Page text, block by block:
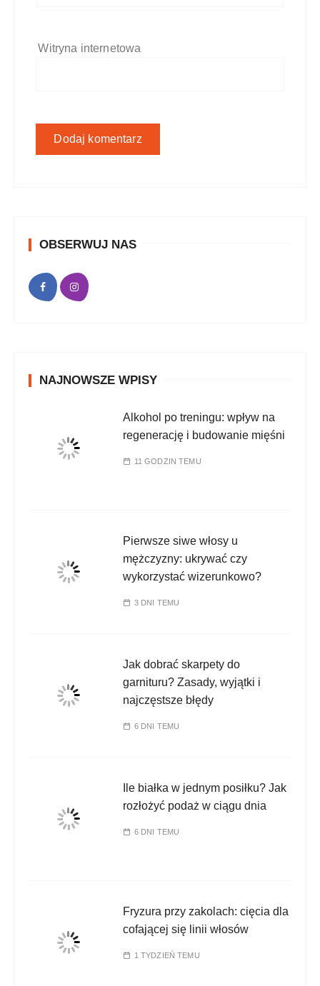
Witryna internetowa
OBSERWUJ NAS
NAJNOWSZE WPISY
Alkohol po treningu: wpływ na
regenerację i budowanie mięśni
11 GODZIN TEMU
Pierwsze siwe włosy u
mężczyzny: ukrywać czy
wykorzystać wizerunkowo?
3 DNI TEMU
Jak dobrać skarpety do
garnituru? Zasady, wyjątki i
najczęstsze błędy
6 DNI TEMU
Ile białka w jednym posiłku? Jak
rozłożyć podaż w ciągu dnia
6 DNI TEMU
Fryzura przy zakolach: cięcia dla
cofającej się linii włosów
1 TYDZIEŃ TEMU